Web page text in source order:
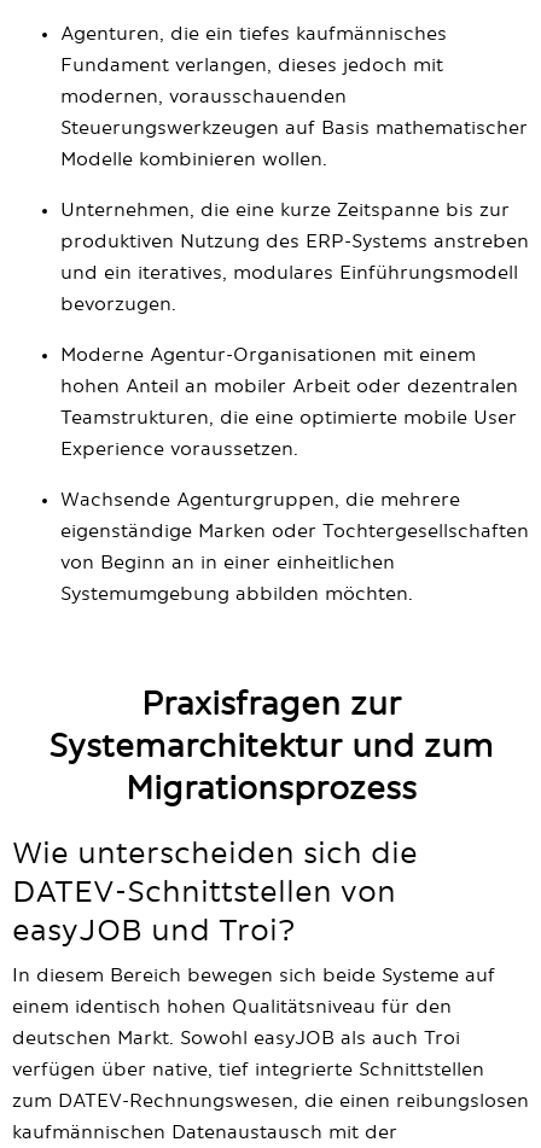
Agenturen, die ein tiefes kaufmännisches
Fundament verlangen, dieses jedoch mit
modernen, vorausschauenden
Steuerungswerkzeugen auf Basis mathematischer
Modelle kombinieren wollen.
Unternehmen, die eine kurze Zeitspanne bis zur
produktiven Nutzung des ERP-Systems anstreben
und ein iteratives, modulares Einführungsmodell
bevorzugen.
Moderne Agentur-Organisationen mit einem
hohen Anteil an mobiler Arbeit oder dezentralen
Teamstrukturen, die eine optimierte mobile User
Experience voraussetzen.
Wachsende Agenturgruppen, die mehrere
eigenständige Marken oder Tochtergesellschaften
von Beginn an in einer einheitlichen
Systemumgebung abbilden möchten.
Praxisfragen zur
Systemarchitektur und zum
Migrationsprozess
Wie unterscheiden sich die
DATEV-Schnittstellen von
easyJOB und Troi?
In diesem Bereich bewegen sich beide Systeme auf
einem identisch hohen Qualitätsniveau für den
deutschen Markt. Sowohl easyJOB als auch Troi
verfügen über native, tief integrierte Schnittstellen
zum DATEV-Rechnungswesen, die einen reibungslosen
kaufmännischen Datenaustausch mit der